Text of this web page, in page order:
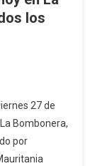
los
27 de
Bombonera,
por